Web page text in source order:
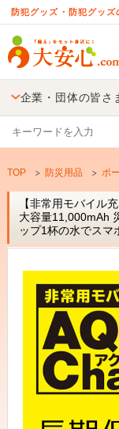
防犯グッズ・防犯グッズ
企業・団体の皆さ
TOP 防災用品 ポ
【非常用モバイル
大容量11,000mAh
ップ1杯の水でスマ